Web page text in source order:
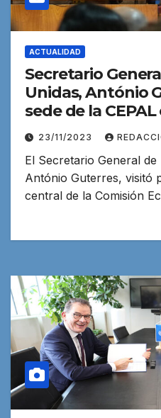
ACTUALIDAD
Secretario
Unidas, António
sede de la
23/11/2023
El Secretario General
António Guterres, visitó
central de la Comisión